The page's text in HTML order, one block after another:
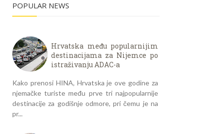
POPULAR NEWS
Hrvatska među popularnijim
destinacijama za Nijemce po
istraživanju ADAC-a
Kako prenosi HINA, Hrvatska je ove godine za
njemačke turiste među prve tri najpopularnije
destinacije za godišnje odmore, pri čemu je na
pr...